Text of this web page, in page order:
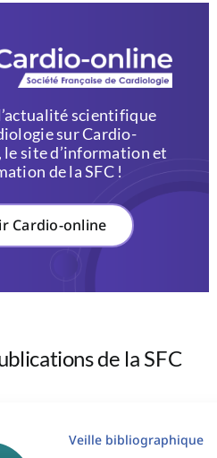
scientifique
sur Cardio-
le site d’information et
de la SFC !
Cardio-online
de la SFC
Veille bibliographique